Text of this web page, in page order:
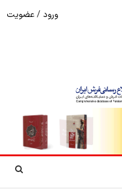
ورود /عضویت